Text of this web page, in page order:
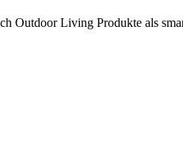
Living Produkte als